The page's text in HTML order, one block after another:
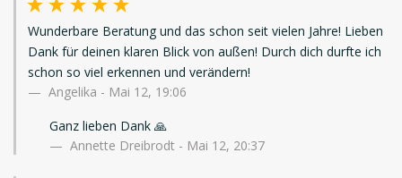
Wunderbare Beratung und das schon seit vielen Jahre! Lieben
Dank für deinen klaren Blick von außen! Durch dich durfte ich
schon so viel erkennen und verändern!
Angelika - Mai 12, 19:06
Ganz lieben Dank 🙏
Annette Dreibrodt - Mai 12, 20:37